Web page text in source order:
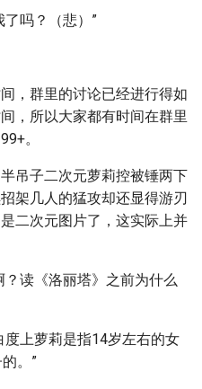
吗？（悲）”
，群里的讨论已经进行得如
，所以大家都有时间在群里
。
吊子二次元萝莉控被锤两下
架几人的猛攻却还显得游刃
二次元图片了，这实际上并
读《洛丽塔》之前为什么
度上萝莉是指14岁左右的女
。”